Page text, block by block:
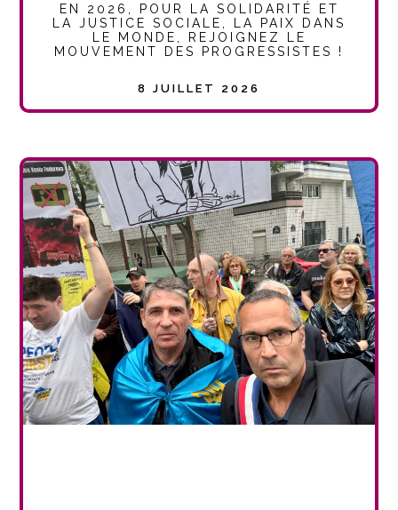
EN 2026, POUR LA SOLIDARITÉ ET
LA JUSTICE SOCIALE, LA PAIX DANS
LE MONDE, REJOIGNEZ LE
MOUVEMENT DES PROGRESSISTES !
8 JUILLET 2026